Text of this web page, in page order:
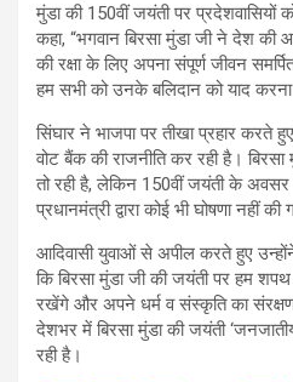
मुंडा की 150वीं जयंती पर प्रदेशवासियों
कहा, “भगवान बिरसा मुंडा जी ने देश की
की रक्षा के लिए अपना संपूर्ण जीवन
हम सभी को उनके बलिदान को याद करना
सिंघार ने भाजपा पर तीखा प्रहार करते
वोट बैंक की राजनीति कर रही है।
तो रही है, लेकिन 150वीं जयंती के अवसर
प्रधानमंत्री द्वारा कोई भी घोषणा नहीं की
आदिवासी युवाओं से अपील करते हुए
कि बिरसा मुंडा जी की जयंती पर हम
रखेंगे और अपने धर्म व संस्कृति का
देशभर में बिरसा मुंडा की जयंती
रही है।